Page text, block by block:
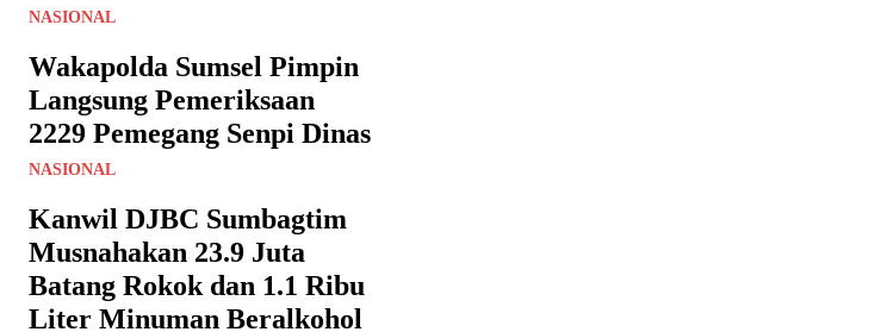
NASIONAL
Wakapolda Sumsel Pimpin
Langsung Pemeriksaan
2229 Pemegang Senpi Dinas
NASIONAL
Kanwil DJBC Sumbagtim
Musnahakan 23.9 Juta
Batang Rokok dan 1.1 Ribu
Liter Minuman Beralkohol